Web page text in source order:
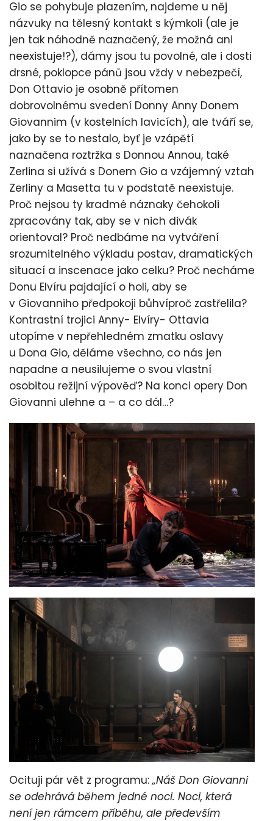
Gio se pohybuje plazením, najdeme u něj
názvuky na tělesný kontakt s kýmkoli (ale je
jen tak náhodně naznačený, že možná ani
neexistuje!?), dámy jsou tu povolné, ale i dosti
drsné, poklopce pánů jsou vždy v nebezpečí,
Don Ottavio je osobně přítomen
dobrovolnému svedení Donny Anny Donem
Giovannim (v kostelních lavicích), ale tváří se,
jako by se to nestalo, byť je vzápětí
naznačena roztržka s Donnou Annou, také
Zerlina si užívá s Donem Gio a vzájemný vztah
Zerliny a Masetta tu v podstatě neexistuje.
Proč nejsou ty kradmé náznaky čehokoli
zpracovány tak, aby se v nich divák
orientoval? Proč nedbáme na vytváření
srozumitelného výkladu postav, dramatických
situací a inscenace jako celku? Proč necháme
Donu Elvíru pajdající o holi, aby se
v Giovanniho předpokoji bůhvíproč zastřelila?
Kontrastní trojici Anny- Elvíry- Ottavia
utopíme v nepřehledném zmatku oslavy
u Dona Gio, děláme všechno, co nás jen
napadne a neusilujeme o svou vlastní
osobitou režijní výpověď? Na konci opery Don
Giovanni ulehne a – a co dál…?
Ocituji pár vět z programu:„Náš Don Giovanni
se odehrává během jedné noci. Noci, která
není jen rámcem příběhu, ale především